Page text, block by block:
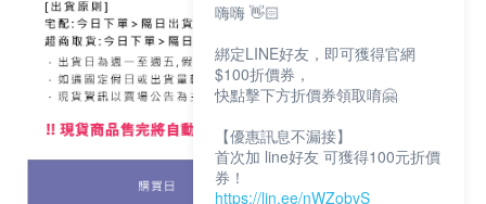
嗨嗨 👋🏻
綁定LINE好友，即可獲得官網
$100折價券，
快點擊下方折價券領取唷🤗
【優惠訊息不漏接】
首次加 line好友 可獲得100元折價
券！
https://lin.ee/nWZobvS